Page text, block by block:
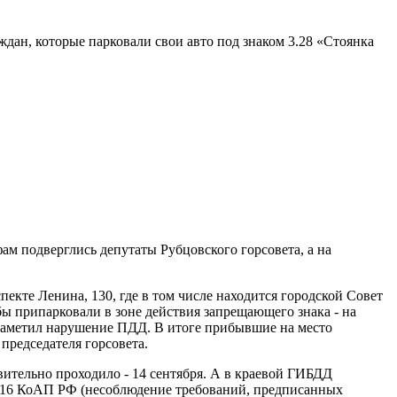
которые парковали свои авто под знаком 3.28 «Стоянка
депутаты Рубцовского горсовета, а на
Ленина, 130, где в том числе находится городской Совет
припарковали в зоне действия запрещающего знака - на
нарушение ПДД. В итоге прибывшие на место
горсовета.
проходило - 14 сентября. А в краевой ГИБДД
КоАП РФ (несоблюдение требований, предписанных